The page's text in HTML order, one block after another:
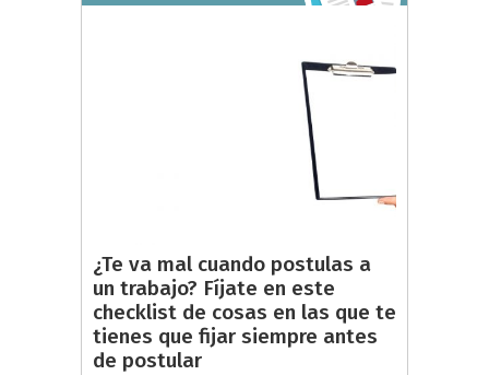
¿Te va mal cuando postulas a
un trabajo? Fíjate en este
checklist de cosas en las que te
tienes que fijar siempre antes
de postular